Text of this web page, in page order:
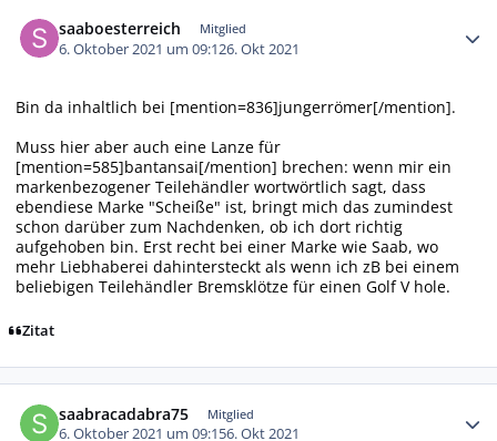
saaboesterreich Mitglied
6. Oktober 2021 um 09:126. Okt 2021
Bin da inhaltlich bei [mention=836]jungerrömer[/mention].
Muss hier aber auch eine Lanze für
[mention=585]bantansai[/mention] brechen: wenn mir ein
markenbezogener Teilehändler wortwörtlich sagt, dass
ebendiese Marke "Scheiße" ist, bringt mich das zumindest
schon darüber zum Nachdenken, ob ich dort richtig
aufgehoben bin. Erst recht bei einer Marke wie Saab, wo
mehr Liebhaberei dahintersteckt als wenn ich zB bei einem
beliebigen Teilehändler Bremsklötze für einen Golf V hole.
Zitat
saabracadabra75 Mitglied
6. Oktober 2021 um 09:156. Okt 2021